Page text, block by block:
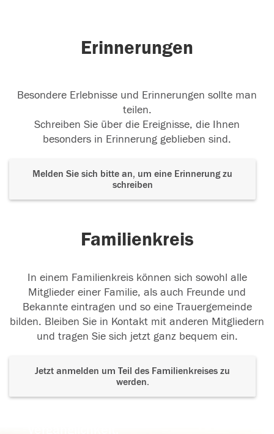
Erinnerungen
Besondere Erlebnisse und Erinnerungen sollte man
teilen.
Schreiben Sie über die Ereignisse, die Ihnen
besonders in Erinnerung geblieben sind.
Melden Sie sich bitte an, um eine Erinnerung zu
schreiben
Familienkreis
In einem Familienkreis können sich sowohl alle
Mitglieder einer Familie, als auch Freunde und
Bekannte eintragen und so eine Trauergemeinde
bilden. Bleiben Sie in Kontakt mit anderen Mitgliedern
und tragen Sie sich jetzt ganz bequem ein.
Jetzt anmelden um Teil des Familienkreises zu
werden.